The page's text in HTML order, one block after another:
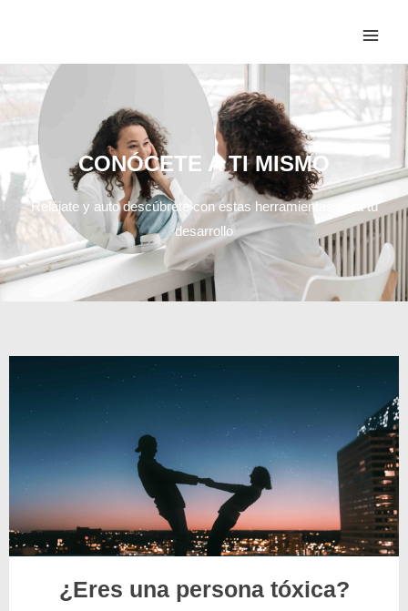
CONÓCETE A TI MISMO
Relájate y auto descúbrete con estas herramientas para tu
desarrollo
¿Eres una persona tóxica?